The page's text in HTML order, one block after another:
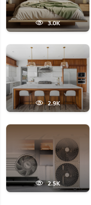
3.0K
2.9K
2.5K